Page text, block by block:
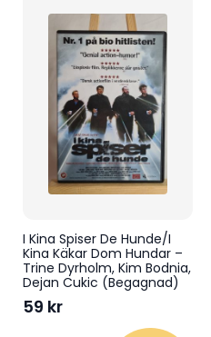
I Kina Spiser De Hunde/I
Kina Käkar Dom Hundar –
Trine Dyrholm, Kim Bodnia,
Dejan Cukic (Begagnad)
59 kr